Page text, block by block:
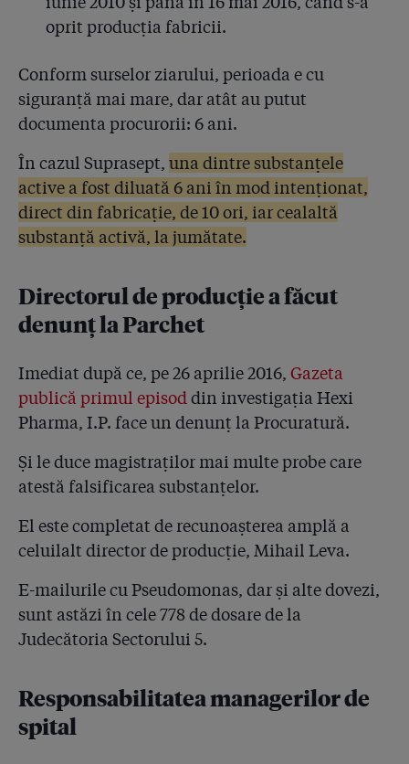
adevărul, așa să-mi ajute Dumnezeu!”. Cum se
contrazic martorii din dosarul Hexi Pharma!
oprit producția fabricii.
Conform surselor ziarului, perioada e cu
siguranță mai mare, dar atât au putut
documenta procurorii: 6 ani.
În cazul Suprasept, una dintre substanțele
active a fost diluată 6 ani în mod intenționat,
direct din fabricație, de 10 ori, iar cealaltă
substanță activă, la jumătate.
Directorul de producție a făcut
denunț la Parchet
Imediat după ce, pe 26 aprilie 2016, Gazeta
publică primul episod din investigația Hexi
Pharma, I.P. face un denunț la Procuratură.
Și le duce magistraților mai multe probe care
atestă falsificarea substanțelor.
El este completat de recunoașterea amplă a
celuilalt director de producție, Mihail Leva.
E-mailurile cu Pseudomonas, dar și alte dovezi,
sunt astăzi în cele 778 de dosare de la
Judecătoria Sectorului 5.
Responsabilitatea managerilor de
spital